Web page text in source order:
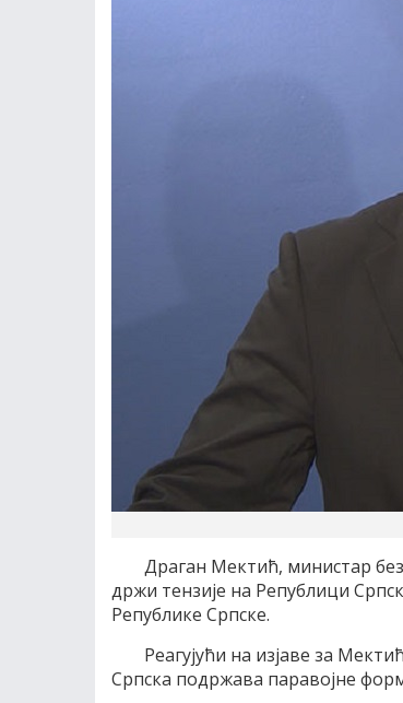
Драган Мектић, министар
држи тензије на Републици
Републике Српске.
Реагујући на изјаве за
Српска подржава паравојне